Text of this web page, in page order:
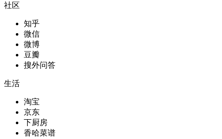
社区
知乎
微信
微博
豆瓣
搜外问答
生活
淘宝
京东
下厨房
香哈菜谱